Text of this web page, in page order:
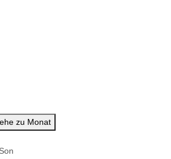
zu Monat
Son